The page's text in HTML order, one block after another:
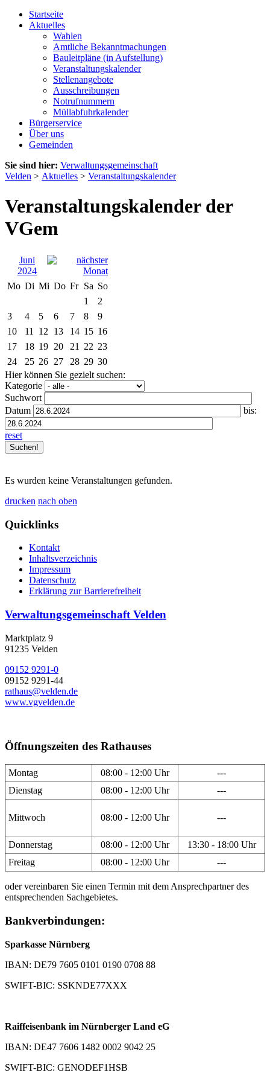
Startseite
Aktuelles
Wahlen
Amtliche Bekanntmachungen
Bauleitpläne (in Aufstellung)
Veranstaltungskalender
Stellenangebote
Ausschreibungen
Notrufnummern
Müllabfuhrkalender
Bürgerservice
Über uns
Gemeinden
Sie sind hier: Verwaltungsgemeinschaft
Velden > Aktuelles > Veranstaltungskalender
Veranstaltungskalender der
VGem
Juni
2024
Mo Di Mi Do Fr Sa So
1
2
3
4 5 6 7 8
9
10
11 12 13 14 15 16
17
18 19 20 21 22 23
24
25 26 27 28 29 30
Hier können Sie gezielt suchen:
Kategorie
Suchwort
Datum
bis:
reset
Es wurden keine Veranstaltungen gefunden.
drucken nach oben
Quicklinks
Kontakt
Inhaltsverzeichnis
Impressum
Datenschutz
Erklärung zur Barrierefreiheit
Verwaltungsgemeinschaft Velden
Marktplatz 9
91235 Velden
09152 9291-0
09152 9291-44
rathaus@velden.de
www.vgvelden.de
Öffnungszeiten des Rathauses
Montag 08:00 - 12:00 Uhr
---
Dienstag
08:00 - 12:00 Uhr ---
Mittwoch 08:00 - 12:00 Uhr ---
Donnerstag 08:00 - 12:00 Uhr
13:30 - 18:00 Uhr
Freitag
08:00 - 12:00 Uhr ---
oder vereinbaren Sie einen Termin mit dem Ansprechpartner des
entsprechenden Sachgebietes.
Bankverbindungen:
Sparkasse Nürnberg
IBAN: DE79 7605 0101 0190 0708 88
SWIFT-BIC: SSKNDE77XXX
Raiffeisenbank im Nürnberger Land eG
IBAN: DE47 7606 1482 0002 9042 25
SWIFT-BIC: GENODEF1HSB